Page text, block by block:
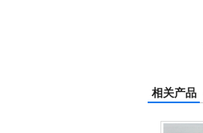
相关产品